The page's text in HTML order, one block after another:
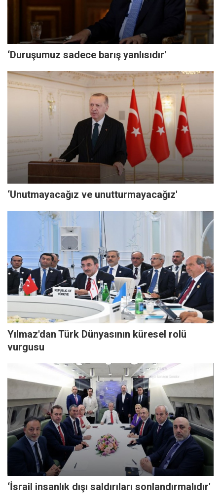
‘Duruşumuz sadece barış yanlısıdır'
‘Unutmayacağız ve unutturmayacağız'
Yılmaz'dan Türk Dünyasının küresel rolü
vurgusu
‘İsrail insanlık dışı saldırıları sonlandırmalıdır'